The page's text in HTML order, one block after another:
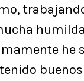
he